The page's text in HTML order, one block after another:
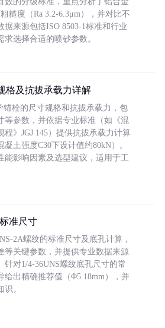
糙度（Ra 3.2-6.3μm），并对比不
据来源包括ISO 8503-1标准和行业
选择合适的喷砂参数。
格及抗拔承载力详解
锚栓的尺寸规格和抗拔承载力，包
等参数，并依据专业标准（如《混
》JGJ 145）提供抗拔承载力计算
土强度C30下设计值约80kN）。
能影响因素及选型建议，适用于工
准尺寸
2A螺纹的标准尺寸及底孔计算，
等关键参数，并提供专业数据来源
针对1/4-36UNS螺纹底孔尺寸的常
给出精确推荐值（Φ5.18mm），并
。